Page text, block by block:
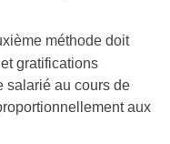
méthode doit
gratifications
salarié au cours de
aux